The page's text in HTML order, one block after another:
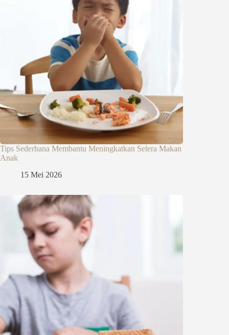
Tips Sederhana Membantu Meningkatkan Selera Makan
Anak
15 Mei 2026